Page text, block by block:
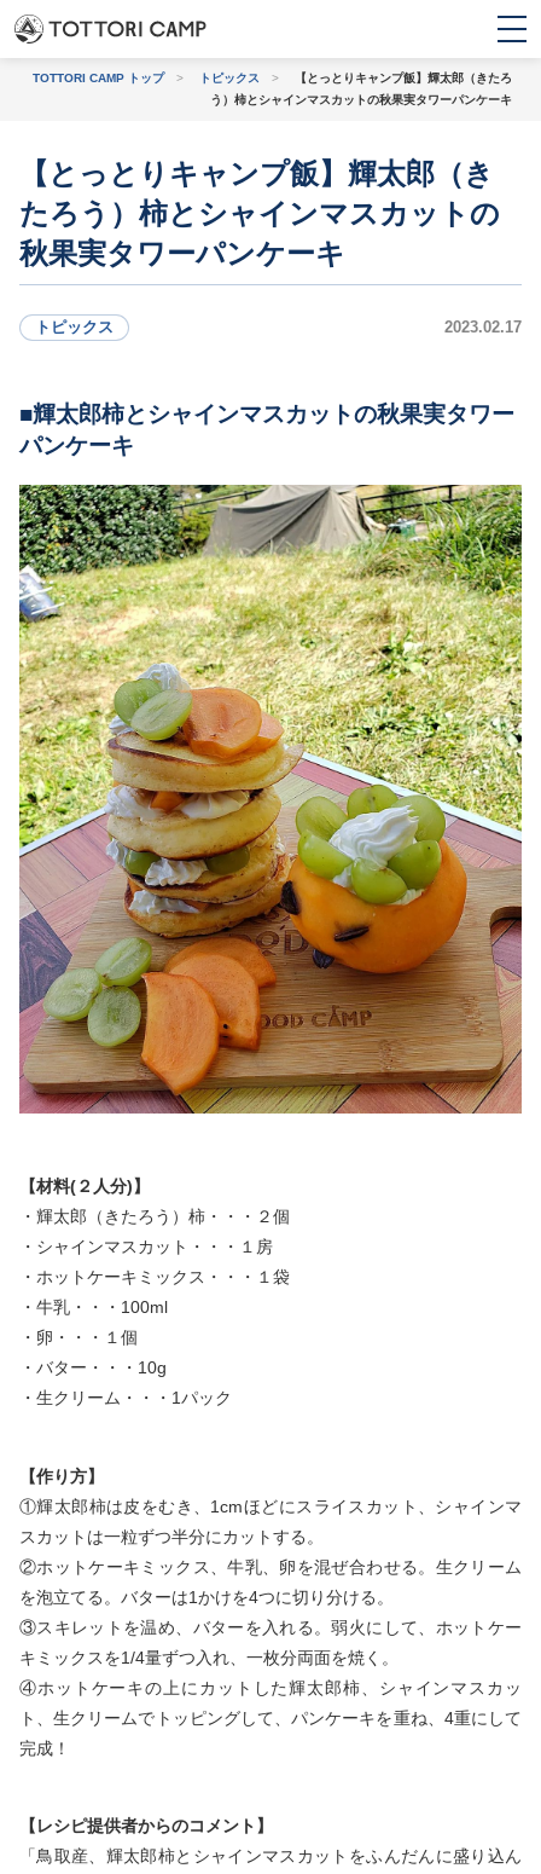
条件から探す
初心者・
バンガロー・コテー
上級者におすすめ
お問い合わせ
TOTTORI CAMP トップ> トピックス >
【とっとりキャンプ飯】輝太郎（きたろ
う）柿とシャインマスカットの秋果実タワーパンケーキ
【とっとりキャンプ飯】輝太郎（き
たろう）柿とシャインマスカットの
秋果実タワーパンケーキ
トピックス 2023.02.17
輝太郎柿とシャインマスカットの秋果実タワー
パンケーキ
【材料(２人分)】
・輝太郎（きたろう）柿・・・２個
・シャインマスカット・・・１房
・ホットケーキミックス・・・１袋
・牛乳・・・100ml
・卵・・・１個
・バター・・・10g
・生クリーム・・・1パック
【作り方】
①輝太郎柿は皮をむき、1cmほどにスライスカット、シャインマ
スカットは一粒ずつ半分にカットする。
②ホットケーキミックス、牛乳、卵を混ぜ合わせる。生クリーム
を泡立てる。バターは1かけを4つに切り分ける。
③スキレットを温め、バターを入れる。弱火にして、ホットケー
キミックスを1/4量ずつ入れ、一枚分両面を焼く。
④ホットケーキの上にカットした輝太郎柿、シャインマスカッ
ト、生クリームでトッピングして、パンケーキを重ね、4重にして
完成！
【レシピ提供者からのコメント】
「鳥取産、輝太郎柿とシャインマスカットをふんだんに盛り込ん